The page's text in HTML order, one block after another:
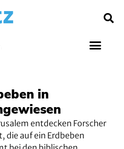
in
entdecken Forscher
die auf ein Erdbeben